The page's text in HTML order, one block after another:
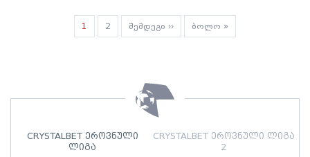
CRYSTALBET ეროვნული
ლიგა
CRYSTALBET ეროვნული ლიგა
2
PaginationCurrent
page
1 გვერდი
2
Next
page
შემდეგი ››
Last
page
ბოლო »